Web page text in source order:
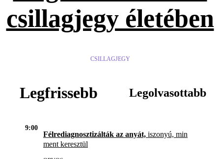
csillagjegy életében
CSILLAGJEGY
Legfrissebb Legolvasottabb
9:00
Félrediagnosztizálták az anyát, iszonyú, min
ment keresztül